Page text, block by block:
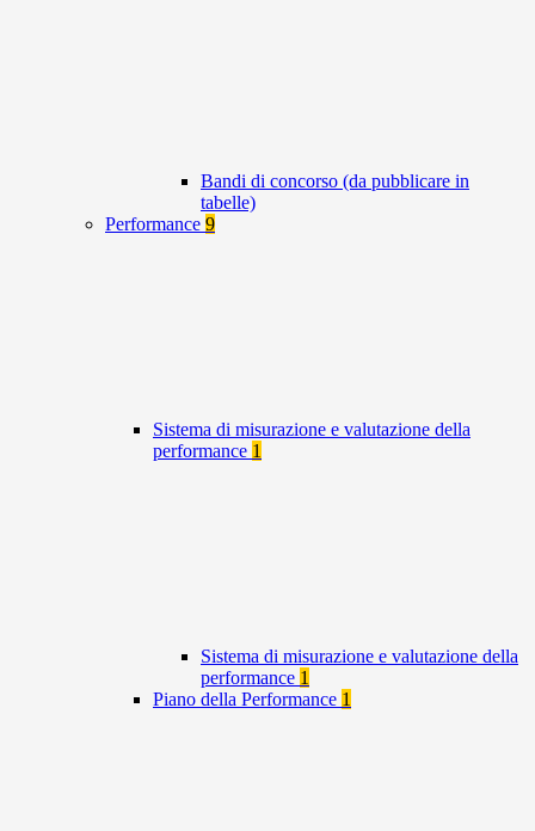
Bandi di concorso (da pubblicare in
tabelle)
Performance 9
Sistema di misurazione e valutazione della
performance 1
Sistema di misurazione e valutazione della
performance 1
Piano della Performance 1